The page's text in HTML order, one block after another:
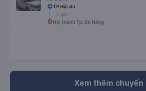
do nhu cầu quá cao! Đừng chần chừ nhé! 👍
TP Hội An
1 giờ
Nội thành Tp. Đà Nẵng
Xem thêm chuyến